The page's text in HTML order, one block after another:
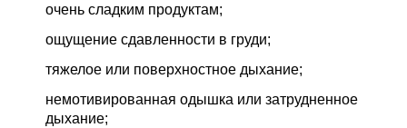
очень сладким продуктам;
ощущение сдавленности в груди;
тяжелое или поверхностное дыхание;
немотивированная одышка или затрудненное
дыхание;